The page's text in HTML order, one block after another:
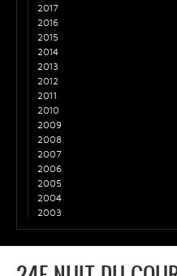
2017
2016
2015
2014
2013
2012
2011
2010
2009
2008
2007
2006
2005
2004
2003